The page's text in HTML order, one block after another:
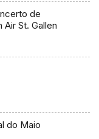
de
Air St. Gallen
do Maio